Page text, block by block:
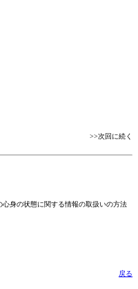
>>次回に続く
身の状態に関する情報の取扱いの方法
戻る